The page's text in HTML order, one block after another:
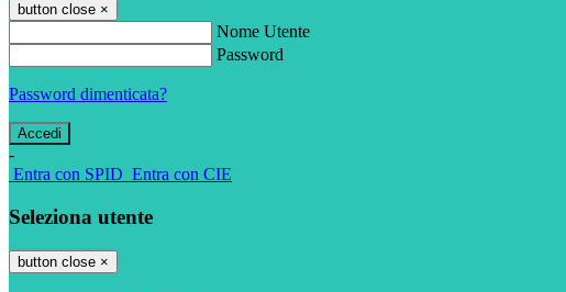
button close ×
Nome Utente
Password
Password dimenticata?
-
Entra con SPID Entra con CIE
Seleziona utente
button close ×